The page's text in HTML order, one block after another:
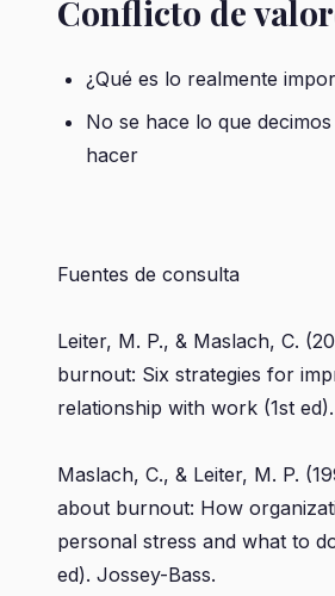
Conflicto de
¿Qué es lo realmente
No se hace lo que
hacer
Fuentes de consulta
Leiter, M. P., & Maslach, C.
burnout: Six strategies for
relationship with work (1st
Maslach, C., & Leiter, M. P.
about burnout: How
personal stress and what to
ed). Jossey-Bass.